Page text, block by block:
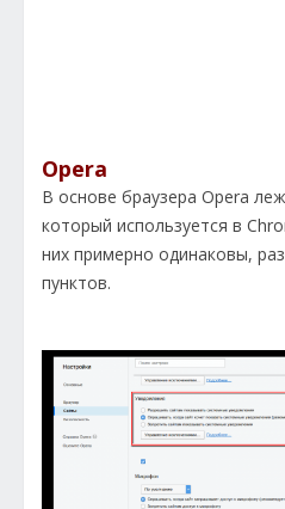
Opera
В основе браузера Opera
который используется в
них примерно одинаковы,
пунктов.